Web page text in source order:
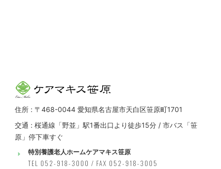
住所 : 〒468-0044 愛知県名古屋市天白区笹原町1701
交通 : 桜通線「野並」駅1番出口より徒歩15分 / 市バス「笹
原」停下車すぐ
特別養護老人ホームケアマキス笹原
TEL 052-918-3000 / FAX 052-918-3005